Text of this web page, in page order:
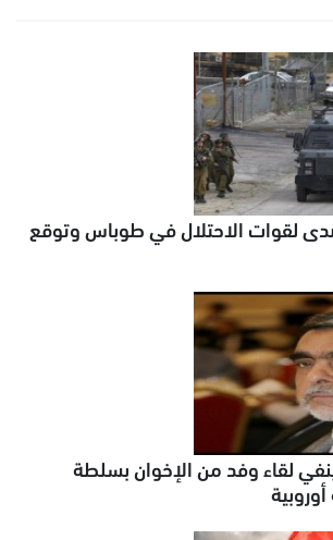
لقوات الاحتلال في طوباس وتوقع
لقاء وفد من الإخوان بسلطة